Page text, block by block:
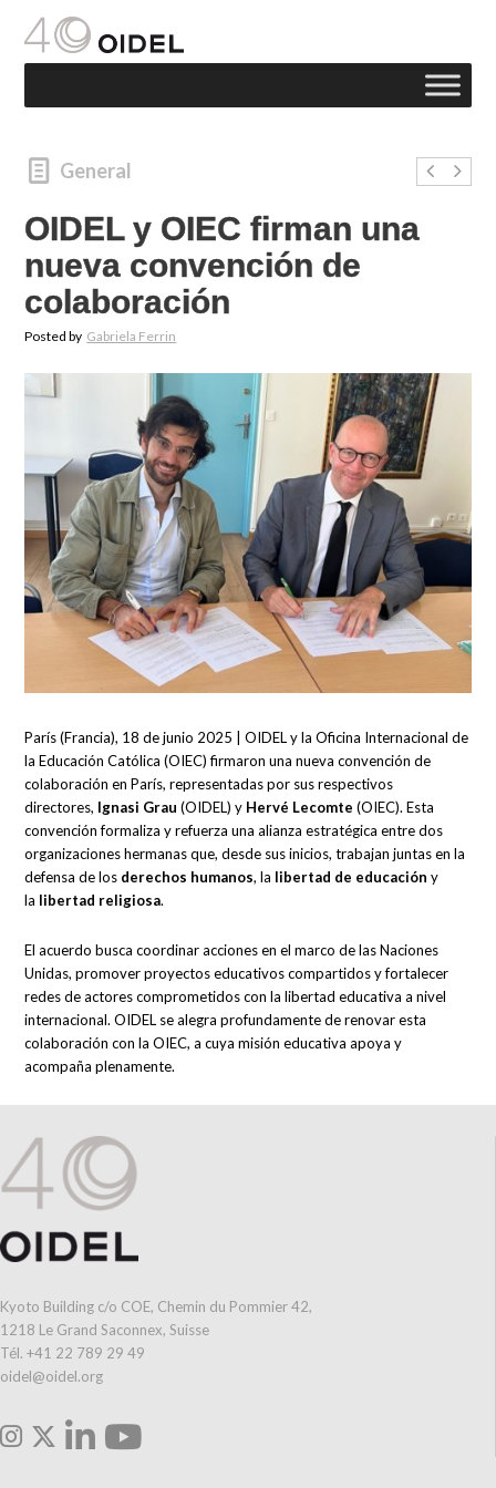
General
OIDEL y OIEC firman una
nueva convención de
colaboración
Posted by Gabriela Ferrin
París (Francia), 18 de junio 2025 | OIDEL y la Oficina Internacional de
la Educación Católica (OIEC) firmaron una nueva convención de
colaboración en París, representadas por sus respectivos
directores, Ignasi Grau (OIDEL) y Hervé Lecomte (OIEC). Esta
convención formaliza y refuerza una alianza estratégica entre dos
organizaciones hermanas que, desde sus inicios, trabajan juntas en la
defensa de los derechos humanos, la libertad de educación y
la libertad religiosa.
El acuerdo busca coordinar acciones en el marco de las Naciones
Unidas, promover proyectos educativos compartidos y fortalecer
redes de actores comprometidos con la libertad educativa a nivel
internacional. OIDEL se alegra profundamente de renovar esta
colaboración con la OIEC, a cuya misión educativa apoya y
acompaña plenamente.
Kyoto Building c/o COE, Chemin du Pommier 42,
1218 Le Grand Saconnex, Suisse
Tél. +41 22 789 29 49
oidel@oidel.org